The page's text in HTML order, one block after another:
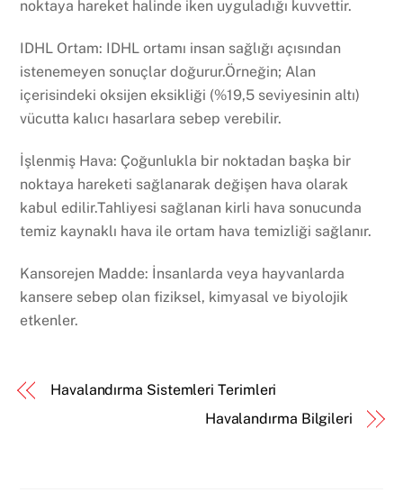
noktaya hareket halinde iken uyguladığı kuvvettir.
IDHL Ortam: IDHL ortamı insan sağlığı açısından
istenemeyen sonuçlar doğurur.Örneğin; Alan
içerisindeki oksijen eksikliği (%19,5 seviyesinin altı)
vücutta kalıcı hasarlara sebep verebilir.
İşlenmiş Hava: Çoğunlukla bir noktadan başka bir
noktaya hareketi sağlanarak değişen hava olarak
kabul edilir.Tahliyesi sağlanan kirli hava sonucunda
temiz kaynaklı hava ile ortam hava temizliği sağlanır.
Kansorejen Madde: İnsanlarda veya hayvanlarda
kansere sebep olan fiziksel, kimyasal ve biyolojik
etkenler.
Havalandırma Sistemleri Terimleri
Havalandırma Bilgileri